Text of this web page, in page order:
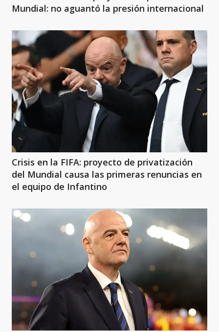
Mundial: no aguantó la presión internacional
Crisis en la FIFA: proyecto de privatización
del Mundial causa las primeras renuncias en
el equipo de Infantino